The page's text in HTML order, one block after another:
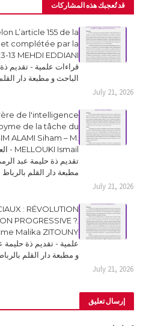
قد تُعجبك هذه المشاركات
L’article 155 de la
et complétée par la
قراءات علمية - تقديم
الباحث و مطبعة دار
July 21, 2026
de l'intelligence
de la tâche du
ALAMI Siham – M.
تقديم ذة حليمة عبد
مطبعة دار القلم بالرباط
July 21, 2026
: RÉVOLUTION
PROGRESSIVE ?.
علمية - تقديم ذة
و مطبعة دار القلم
July 21, 2026
إرسال تعليق